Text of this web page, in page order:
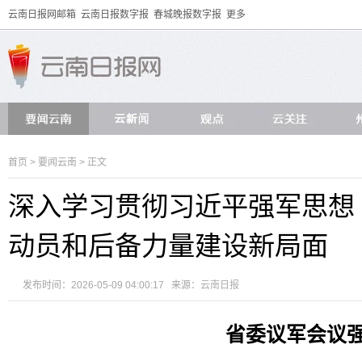
云南日报网邮箱 云南日报数字报 春城晚报数字报 更多
首页 > 要闻云南 > 正文
深入学习贯彻习近平强军思
动员和后备力量建设新局面
发布时间：2026-05-09 04:00:17 来源： 云南日报
省委议军会议